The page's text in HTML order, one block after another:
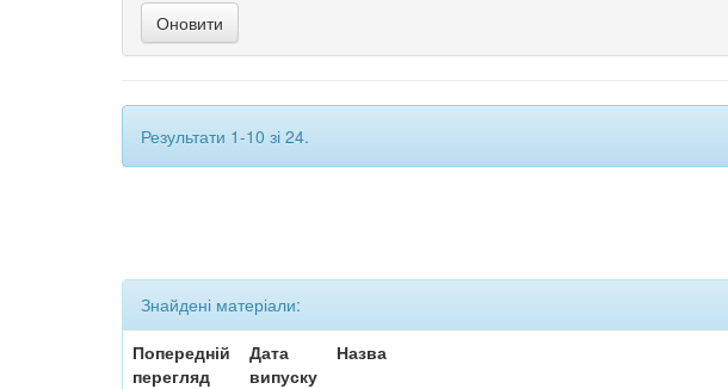
Результати 1-10 зі 24.
Знайдені матеріали:
Попередній
перегляд
Дата
випуску
Назва